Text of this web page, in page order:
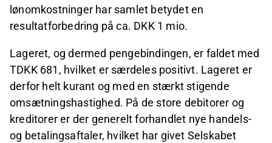
lønomkostninger har samlet betydet en
resultatforbedring på ca. DKK 1 mio.
Lageret, og dermed pengebindingen, er faldet med
TDKK 681, hvilket er særdeles positivt. Lageret er
derfor helt kurant og med en stærkt stigende
omsætningshastighed. På de store debitorer og
kreditorer er der generelt forhandlet nye handels-
og betalingsaftaler, hvilket har givet Selskabet